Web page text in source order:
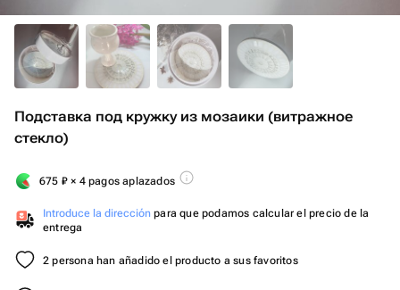
Подставка под кружку из мозаики (витражное
стекло)
675 ₽ × 4 pagos aplazados
Introduce la dirección para que podamos calcular el precio de la
entrega
2 persona han añadido el producto a sus favoritos